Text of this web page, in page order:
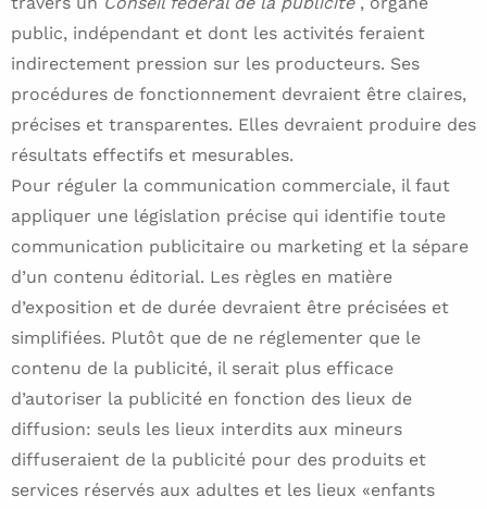
public, indépendant et dont les activités feraient
indirectement pression sur les producteurs. Ses
procédures de fonctionnement devraient être claires,
précises et transparentes. Elles devraient produire des
résultats effectifs et mesurables.
Pour réguler la communication commerciale, il faut
appliquer une législation précise qui identifie toute
communication publicitaire ou marketing et la sépare
d’un contenu éditorial. Les règles en matière
d’exposition et de durée devraient être précisées et
simplifiées. Plutôt que de ne réglementer que le
contenu de la publicité, il serait plus efficace
d’autoriser la publicité en fonction des lieux de
diffusion: seuls les lieux interdits aux mineurs
diffuseraient de la publicité pour des produits et
services réservés aux adultes et les lieux «enfants